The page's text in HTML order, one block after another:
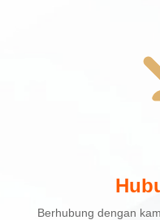
Berhubung dengan